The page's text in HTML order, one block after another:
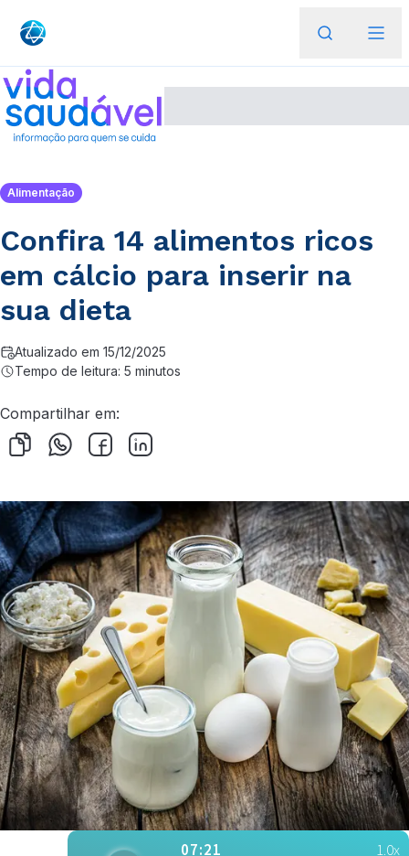
Alimentação
Confira 14 alimentos ricos
em cálcio para inserir na
sua dieta
Atualizado em 15/12/2025
Tempo de leitura: 5 minutos
Compartilhar em: